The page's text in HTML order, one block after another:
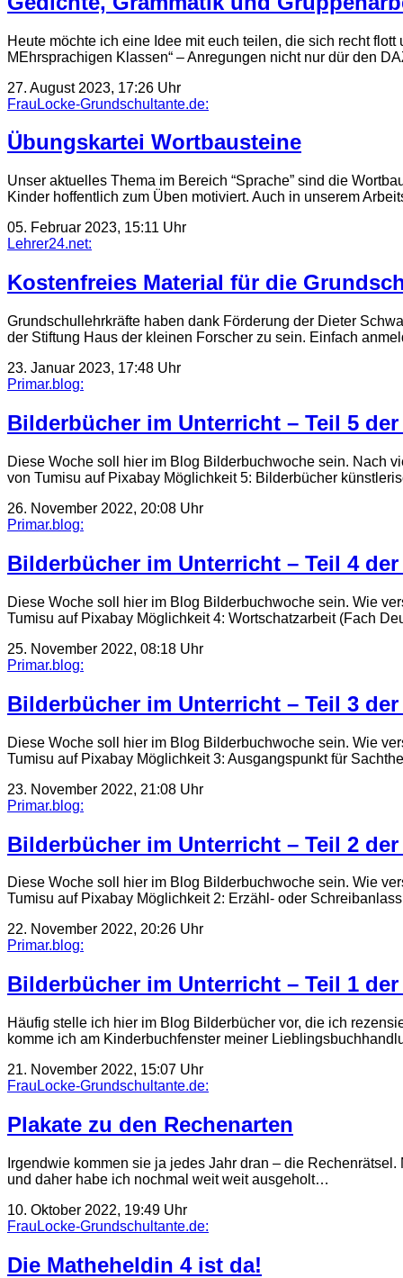
Heute möchte ich eine Idee mit euch teilen, die sich recht
MEhrsprachigen Klassen“ – Anregungen nicht nur dür den
27. August 2023, 17:26 Uhr
FrauLocke-Grundschultante.de:
Übungskartei Wortbausteine
Unser aktuelles Thema im Bereich “Sprache” sind die
Kinder hoffentlich zum Üben motiviert. Auch in unserem
05. Februar 2023, 15:11 Uhr
Lehrer24.net:
Kostenfreies Material für die
Grundschullehrkräfte haben dank Förderung der Dieter
der Stiftung Haus der kleinen Forscher zu sein. Einfach
23. Januar 2023, 17:48 Uhr
Primar.blog:
Bilderbücher im Unterricht – Teil 5
Diese Woche soll hier im Blog Bilderbuchwoche sein. Nach
von Tumisu auf Pixabay Möglichkeit 5: Bilderbücher
26. November 2022, 20:08 Uhr
Primar.blog:
Bilderbücher im Unterricht – Teil 4
Diese Woche soll hier im Blog Bilderbuchwoche sein. Wie
Tumisu auf Pixabay Möglichkeit 4: Wortschatzarbeit (Fach
25. November 2022, 08:18 Uhr
Primar.blog:
Bilderbücher im Unterricht – Teil 3
Diese Woche soll hier im Blog Bilderbuchwoche sein. Wie
Tumisu auf Pixabay Möglichkeit 3: Ausgangspunkt für
23. November 2022, 21:08 Uhr
Primar.blog:
Bilderbücher im Unterricht – Teil 2
Diese Woche soll hier im Blog Bilderbuchwoche sein. Wie
Tumisu auf Pixabay Möglichkeit 2: Erzähl- oder
22. November 2022, 20:26 Uhr
Primar.blog:
Bilderbücher im Unterricht – Teil 1
Häufig stelle ich hier im Blog Bilderbücher vor, die ich
komme ich am Kinderbuchfenster meiner
21. November 2022, 15:07 Uhr
FrauLocke-Grundschultante.de:
Plakate zu den Rechenarten
Irgendwie kommen sie ja jedes Jahr dran – die
und daher habe ich nochmal weit weit ausgeholt…
10. Oktober 2022, 19:49 Uhr
FrauLocke-Grundschultante.de:
Die Matheheldin 4 ist da!